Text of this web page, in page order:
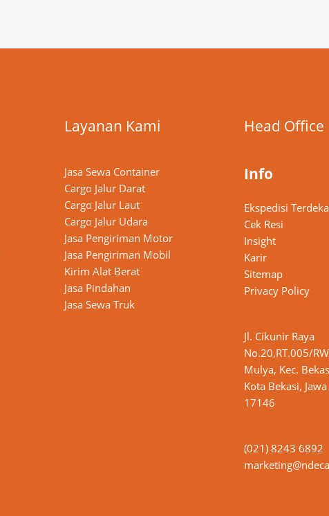
Layanan Kami
Jasa Sewa Container
Cargo Jalur Darat
Cargo Jalur Laut
Cargo Jalur Udara
Jasa Pengiriman Motor
Jasa Pengiriman Mobil
Kirim Alat Berat
Jasa Pindahan
Jasa Sewa Truk
Head Office
Info
Ekspedisi
Cek Resi
Insight
Karir
Sitemap
Privacy Policy
Jl. Cikunir Raya
No.20,RT.005/
Mulya, Kec.
Kota Bekasi,
17146
(021) 8243 6892